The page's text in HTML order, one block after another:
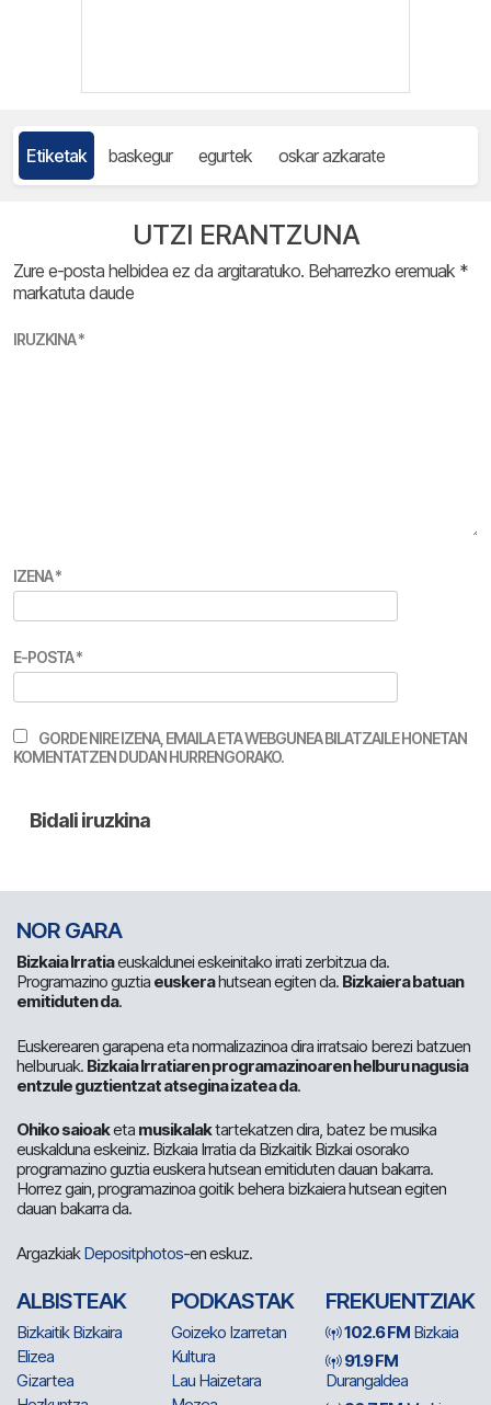
Etiketak baskegur egurtek oskar azkarate
UTZI ERANTZUNA
Zure e-posta helbidea ez da argitaratuko. Beharrezko eremuak *
markatuta daude
IRUZKINA*
IZENA*
E-POSTA*
GORDE NIRE IZENA, EMAILA ETA WEBGUNEA BILATZAILE HONETAN
KOMENTATZEN DUDAN HURRENGORAKO.
NOR GARA
Bizkaia Irratiaeuskaldunei eskeinitako irrati zerbitzua da.
Programazino guztia euskerahutsean egiten da. Bizkaiera batuan
emitiduten da.
Euskerearen garapena eta normalizazinoa dira irratsaio berezi batzuen
helburuak. Bizkaia Irratiaren programazinoaren helburu nagusia
entzule guztientzat atsegina izatea da.
Ohiko saioaketa musikalaktartekatzen dira, batez be musika
euskalduna eskeiniz. Bizkaia Irratia da Bizkaitik Bizkai osorako
programazino guztia euskera hutsean emitiduten dauan bakarra.
Horrez gain, programazinoa goitik behera bizkaiera hutsean egiten
dauan bakarra da.
ArgazkiakDepositphotos-en eskuz.
ALBISTEAK
Bizkaitik Bizkaira
Elizea
Gizartea
PODKASTAK
Goizeko Izarretan
Kultura
Lau Haizetara
FREKUENTZIAK
102.6 FM Bizkaia
91.9 FM
Durangaldea